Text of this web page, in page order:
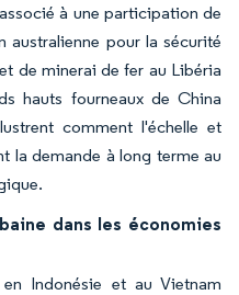
à une participation de
australienne pour la sécurité
de minerai de fer au Libéria
hauts fourneaux de China
comment l'échelle et
la demande à long terme au
dans les économies
Indonésie et au Vietnam